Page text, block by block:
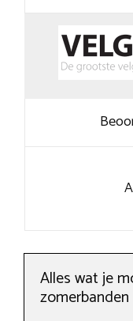
Alles wat je
zomerbanden